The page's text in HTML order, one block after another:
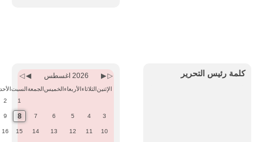
كلمة رئيس التحرير
Month
Year
Month2026 اغسطس
الإثنينالثلاثاءالأربعاءالخميسالجمعةالسبتالأحد
1
2
3
4
5
6
7
8
9
10
11
12
13
14
15
16